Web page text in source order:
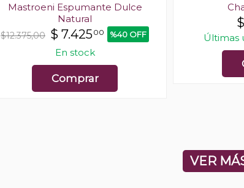
Mastroeni Espumante Dulce
Natural
$12.375,00 $ 7.42500 %40 OFF
En stock
Comprar
$
Últimas
VER